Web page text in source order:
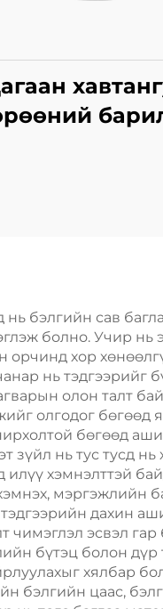
хоол зэрэгт
ашигладаг.
нь бэлгийн сав
болно. Учир нь
хор
нь тэдгээрийг
олон талт
олгодог
бөгөөд
зүйл нь тус тусд
илүү хэмнэлттэй
мэргэжлийн
дахин
чимэглэл эсвэл
бүтэц болон
хялбар
бэлгийн цаас,